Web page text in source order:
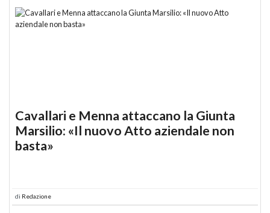
Cavallari e Menna attaccano la Giunta
Marsilio: «Il nuovo Atto aziendale non
basta»
di Redazione